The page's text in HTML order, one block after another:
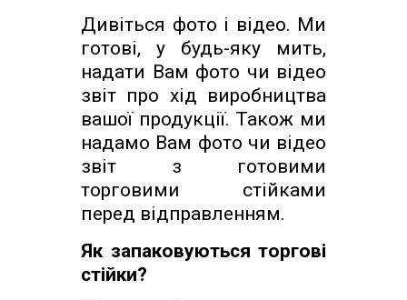
Дивіться фото і відео. Ми
готові, у будь-яку мить,
надати Вам фото чи відео
звіт про хід виробництва
вашої продукції. Також ми
надамо Вам фото чи відео
звіт з готовими
торговими стійками
перед відправленням.
Як запаковуються торгові
стійки?